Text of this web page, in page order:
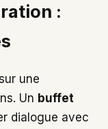
:
une
Un buffet
dialogue avec